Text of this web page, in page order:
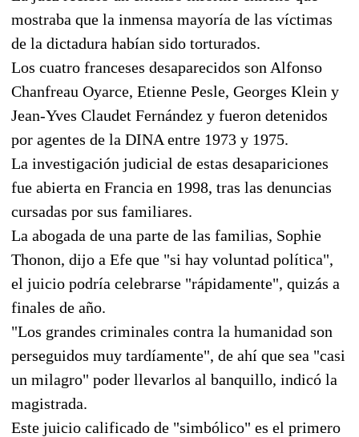
mostraba que la inmensa mayoría de las víctimas
de la dictadura habían sido torturados.
Los cuatro franceses desaparecidos son Alfonso
Chanfreau Oyarce, Etienne Pesle, Georges Klein y
Jean-Yves Claudet Fernández y fueron detenidos
por agentes de la DINA entre 1973 y 1975.
La investigación judicial de estas desapariciones
fue abierta en Francia en 1998, tras las denuncias
cursadas por sus familiares.
La abogada de una parte de las familias, Sophie
Thonon, dijo a Efe que "si hay voluntad política",
el juicio podría celebrarse "rápidamente", quizás a
finales de año.
"Los grandes criminales contra la humanidad son
perseguidos muy tardíamente", de ahí que sea "casi
un milagro" poder llevarlos al banquillo, indicó la
magistrada.
Este juicio calificado de "simbólico" es el primero